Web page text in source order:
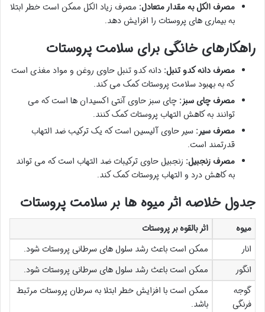
مصرف الکل به مقدار متعادل: مصرف زیاد الکل ممکن است خطر ابتلا
به بیماری های پروستات را افزایش دهد.
راهکارهای خانگی برای سلامت پروستات
مصرف دانه کدو تنبل: دانه کدو تنبل حاوی روغن و مواد مغذی است
که به بهبود سلامت پروستات کمک می کند.
مصرف چای سبز: چای سبز حاوی آنتی اکسیدان ها است که می
توانند به کاهش التهاب پروستات کمک کنند.
مصرف سیر: سیر حاوی آلیسین است که یک ترکیب ضد التهاب
قدرتمند است.
مصرف زنجبیل: زنجبیل حاوی ترکیبات ضد التهاب است که می تواند
به کاهش درد و التهاب پروستات کمک کند.
جدول خلاصه اثر میوه ها بر سلامت پروستات
میوه
اثر بالقوه بر پروستات
انار
ممکن است باعث رشد سلول های سرطانی پروستات شود.
انگور
ممکن است باعث رشد سلول های سرطانی پروستات شود.
گوجه
فرنگی
ممکن است با افزایش خطر ابتلا به سرطان پروستات مرتبط
باشد.